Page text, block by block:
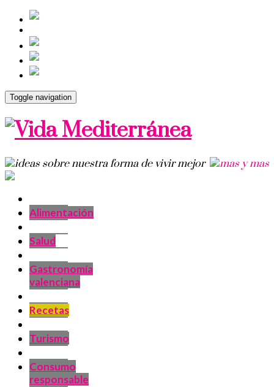
Toggle navigation
Alimentación
Salud
Gastronomía
valenciana
Recetas
Turismo
Consumo
responsable